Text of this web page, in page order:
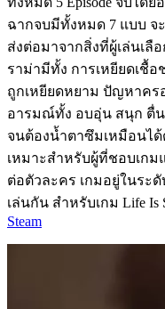
ฉากจบมีทั้งหมด 7 แบบ จ
ส่งต่อมาจากสิ่งที่ผู้เล่นเลื
ราม่ามีทั้ง การเหยียดเชื้
ถูกเหยียดหยาม ปัญหาคร
อารมณ์ทั้ง อบอุ่น สนุก ตื่น
จนต้องน้ำตาซึมเหมือนได้
เหมาะสำหรับผู้ที่ชอบเกม
ต่อตัวละคร เกมอยู่ในระ
เล่นกัน สำหรับเกม Life Is
Steam